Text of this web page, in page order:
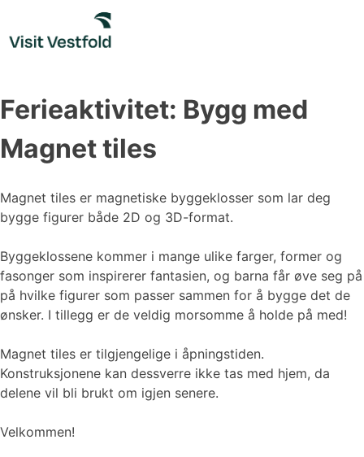
content
Ferieaktivitet: Bygg med
Magnet tiles
Magnet tiles er magnetiske byggeklosser som lar deg
bygge figurer både 2D og 3D-format.
Byggeklossene kommer i mange ulike farger, former og
fasonger som inspirerer fantasien, og barna får øve seg på
på hvilke figurer som passer sammen for å bygge det de
ønsker. I tillegg er de veldig morsomme å holde på med!
Magnet tiles er tilgjengelige i åpningstiden.
Konstruksjonene kan dessverre ikke tas med hjem, da
delene vil bli brukt om igjen senere.
Velkommen!